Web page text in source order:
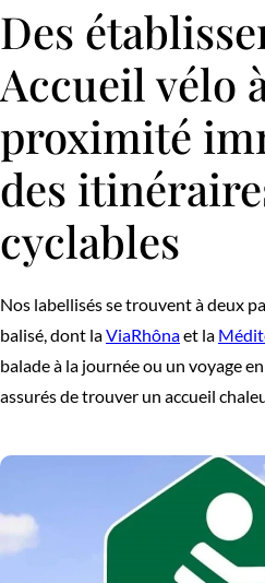
Des
Accueil vélo à
proximité
des
cyclables
Nos labellisés se trouvent à deux
balisé, dont laViaRhônaet la
balade à la journée ou un voyage
assurés de trouver un accueil